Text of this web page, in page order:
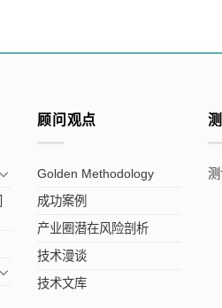
顾问观点
Golden Methodology
成功案例
产业圈潜在风险剖析
技术漫谈
技术文库